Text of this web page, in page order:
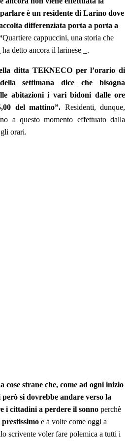
è un residente di Larino dove
differenziata porta a porta a
Quartiere cappuccini, una storia che
detto ancora il larinese _.
ditta TEKNECO per l’orario di
settimana dice che bisogna
abitazioni i vari bidoni dalle ore
del mattino”. Residenti, dunque,
a questo momento effettuato dalla
orari.
cose strane che, come ad ogni inizio
però si dovrebbe andare verso la
i cittadini a perdere il sonno perchè
e a volte come oggi a
scrivente voler fare polemica a tutti i